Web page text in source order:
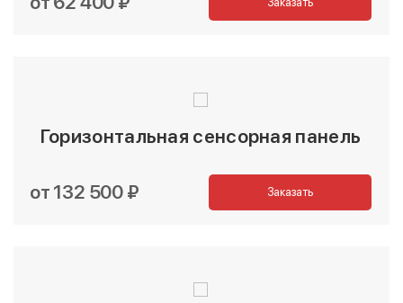
Горизонтальная сенсорная панель
от 132 500 ₽ Заказать